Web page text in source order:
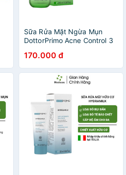
Sữa Rửa Mặt Ngừa Mụn
DottorPrimo Acne Control 3
170.000 đ